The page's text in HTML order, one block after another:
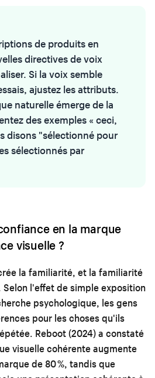
de produitsen
directives de voix
Si la voix semble
ajustez les attributs.
naturelle émerge de la
des exemples « ceci,
disons "sélectionné pour
sélectionnés par
en la marque
visuelle ?
la familiarité, et la familiarité
l'effet de simple exposition
psychologique, les gens
pour les choses qu'ils
Reboot (2024) a constaté
visuelle cohérente augmente
de 80 %, tandis que